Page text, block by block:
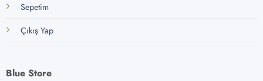
Sepetim
Çıkış Yap
Blue Store